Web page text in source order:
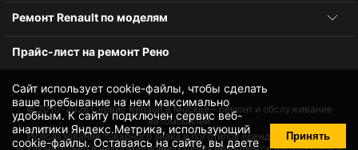
Сайт использует cookie-файлы, чтобы сделать
ваше пребывание на нем максимально
удобным. К cайту подключен сервис веб-
аналитики Яндекс.Метрика, использующий
cookie-файлы. Оставаясь на сайте, вы даете
Принять
Ремонт Renault по моделям
Прайс-лист на ремонт Рено
© 2010-2026Сервис Renault в Москве – ремонт и обслуживание
автомобилей
Использование товарного знака и логотипов бренда происходит